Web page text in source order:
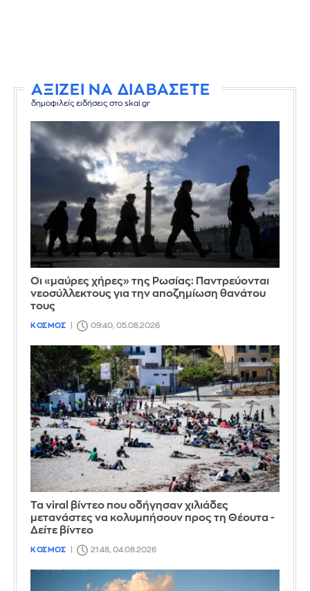
ΑΞΙΖΕΙ ΝΑ ΔΙΑΒΑΣΕΤΕ
δημοφιλείς ειδήσεις στο skai.gr
Οι «μαύρες χήρες» της Ρωσίας: Παντρεύονται
νεοσύλλεκτους για την αποζημίωση θανάτου
τους
ΚΟΣΜΟΣ 09:40, 05.08.2026
Τα viral βίντεο που οδήγησαν χιλιάδες
μετανάστες να κολυμπήσουν προς τη Θέουτα -
Δείτε βίντεο
ΚΟΣΜΟΣ 21:48, 04.08.2026